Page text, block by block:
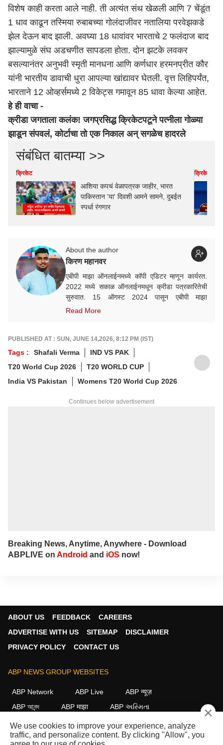
विशेष काही करता आले नाही. ती अत्यंत संथ खेळली आणि 7 चेंडूंत
1 धाव काढून तस्मिया रुबाबच्या गोलंदाजीवर नतालिया परवेझकडे
झेल देऊन बाद झाली. अवघ्या 18 धावांवर भारताचे 2 फलंदाज बाद
झाल्यामुळे संघ अडचणीत सापडला होता. दोन झटके लवकर
बसल्यानंतर अनुभवी स्मृती मानधना आणि कर्णधार हरमनप्रीत कौर
यांनी भारतीय डावाची धुरा आपल्या खांद्यावर घेतली. वृत्त लिहिपर्यंत,
भारताने 12 ओव्हर्समध्ये 2 विकेट्स गमावून 85 धावा केल्या आहेत.
हे ही वाचा -
क्रीडा जगताला कलंक! जगप्रसिद्ध क्रिकेटपटूने पत्नीला गोळ्या
झाडून संपवलं, कोर्टाचा तो एक निकाल अन् सगळेच हादरले
संबंधित बातम्या >>
क्रिकेट
आशिया कपचं वेळापत्रक जाहीर, भारत
पाकिस्तान 'या' दिवशी आमने सामने, दुबईत
स्पर्धा रंगणार
क्रिकेट
About the author
किरण महानवर
एबीपी माझा ऑनलाईनमध्ये कॉपी एडिटर म्हणून कार्यरत.
2022 मध्ये सकाळ ऑनलाईनमधून क्रीडा पत्रकारितेची
सुरुवात. 15 ऑगस्ट 2024 पासून एबीपी माझा
ऑनलाईनमध्ये कार्यरत. क्रीडा क्षेत्रात आवड, गेल्या काही
Read More
PUBLISHED AT : SUN, JUNE 14,2026, 8:12 PM (IST)
Tags : Shafali Verma
IND VS PAK
T20 World Cup 2026
T20 WORLD CUP
India VS Pakistan
Womens T20 World Cup 2026
Continues below advertisement
Breaking News, Anytime, Anywhere - Download
ABPLIVE on Android and iOS now!
ABOUT US FEEDBACK
CAREERS
ADVERTISE WITH US
SITEMAP
DISCLAIMER
PRIVACY POLICY
CONTACT US
ABP NEWS GROUP WEBSITES
ABP Network ABP Live
ABP न्यूज़
ABP আনন্দ
ABP माझा
ABP અસ્મિતા
ABP Ganga
ABP ਸਾਂਝਾ ABP நாடு ABP దేశం
FOLLOW US
×
We use cookies to improve your experience, analyze
traffic, and personalize content. By clicking "Allow", you